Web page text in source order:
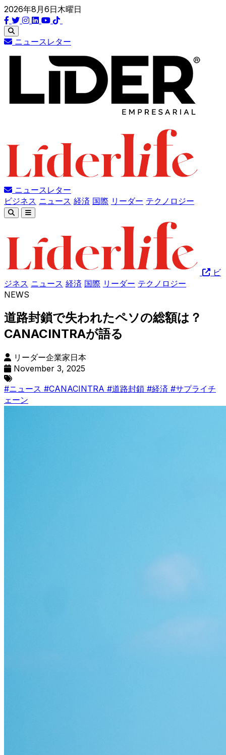
2026年8月6日木曜日
ニュースレター
ニュースレター
ビジネス ニュース 経済 国際 リーダー テクノロジー
ビ
ジネス ニュース 経済 国際 リーダー テクノロジー
NEWS
道路封鎖で失われたペソの総額は？
CANACINTRAが語る
リーダー企業家日本
November 3, 2025
#ニュース #CANACINTRA #道路封鎖 #経済 #サプライチ
ェーン